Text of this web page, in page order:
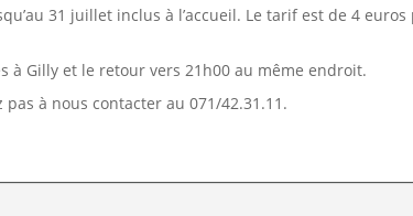
31 juillet inclus à l’accueil. Le tarif est de 4
à Gilly et le retour vers 21h00 au même endroit.
à nous contacter au 071/42.31.11.